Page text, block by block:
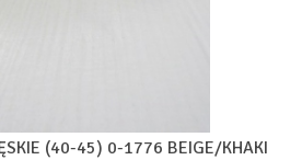
(40-45) 0-1776 BEIGE/KHAKI